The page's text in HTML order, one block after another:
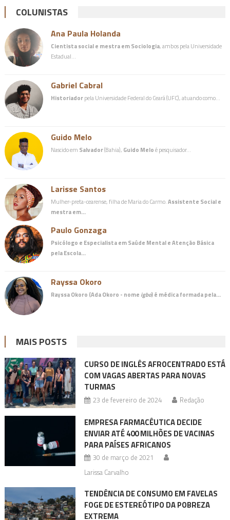
COLUNISTAS
Ana Paula Holanda
Cientista social e mestra em Sociologia, ambos pela Universidade
Estadual…
Gabriel Cabral
Historiadorpela Universidade Federal do Ceará (UFC), atuando como…
Guido Melo
Nascido em Salvador(Bahia), Guido Meloé pesquisador…
Larisse Santos
Mulher-preta-cearense, filha de Maria do Carmo.Assistente Social e
mestra em…
Paulo Gonzaga
Psicólogo e Especialista em Saúde Mental e Atenção Básica
pela Escola…
Rayssa Okoro
Rayssa Okoro (Ada Okoro - nome igbo) é médicaformada pela…
MAIS POSTS
CURSO DE INGLÊS AFROCENTRADO ESTÁ
COM VAGAS ABERTAS PARA NOVAS
TURMAS
23 de fevereiro de 2024 Redação
EMPRESA FARMACÊUTICA DECIDE
ENVIAR ATÉ 400 MILHÕES DE VACINAS
PARA PAÍSES AFRICANOS
30 de março de 2021
Larissa Carvalho
TENDÊNCIA DE CONSUMO EM FAVELAS
FOGE DE ESTEREÓTIPO DA POBREZA
EXTREMA